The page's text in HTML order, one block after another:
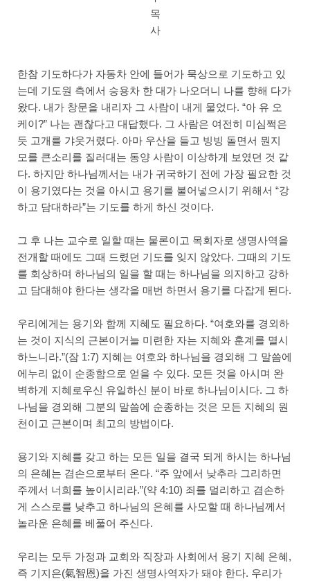
목
사
한참 기도하다가 자동차 안에 들어가 묵상으로 기도하고 있
는데 기도원 측에서 승용차 한 대가 나오더니 나를 향해 다가
왔다. 내가 창문을 내리자 그 사람이 내게 물었다. “아 유 오
케이?” 나는 괜찮다고 대답했다. 그 사람은 여전히 미심쩍은
듯 고개를 갸웃거렸다. 아마 우산을 들고 빙빙 돌면서 뭔지
모를 큰소리를 질러대는 동양 사람이 이상하게 보였던 것 같
다. 하지만 하나님께서는 내가 귀국하기 전에 가장 필요한 것
이 용기였다는 것을 아시고 용기를 불어넣으시기 위해서 “강
하고 담대하라”는 기도를 하게 하신 것이다.
그 후 나는 교수로 일할 때는 물론이고 목회자로 생명사역을
전개할 때에도 그때 드렸던 기도를 잊지 않았다. 그때의 기도
를 회상하며 하나님의 일을 할 때는 하나님을 의지하고 강하
고 담대해야 한다는 생각을 매번 하면서 용기를 다잡게 된다.
우리에게는 용기와 함께 지혜도 필요하다. “여호와를 경외하
는 것이 지식의 근본이거늘 미련한 자는 지혜와 훈계를 멸시
하느니라.”(잠 1:7) 지혜는 여호와 하나님을 경외해 그 말씀에
에누리 없이 순종함으로 얻을 수 있다. 모든 것을 아시며 완
벽하게 지혜로우신 유일하신 분이 바로 하나님이시다. 그 하
나님을 경외해 그분의 말씀에 순종하는 것은 모든 지혜의 원
천이고 근본이며 최고의 방법이다.
용기와 지혜를 갖고 하는 모든 일을 결국 되게 하시는 하나님
의 은혜는 겸손으로부터 온다. “주 앞에서 낮추라 그리하면
주께서 너희를 높이시리라.”(약 4:10) 죄를 멀리하고 겸손하
게 스스로를 낮추고 하나님의 은혜를 사모할 때 하나님께서
놀라운 은혜를 베풀어 주신다.
우리는 모두 가정과 교회와 직장과 사회에서 용기 지혜 은혜,
즉 기지은(氣智恩)을 가진 생명사역자가 돼야 한다. 우리가